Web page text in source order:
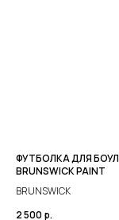
ФУТБОЛКА ДЛЯ
BRUNSWICK PAINT
BRUNSWICK
2 500 р.